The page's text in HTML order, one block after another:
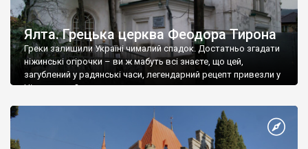
Ялта. Грецька церква Феодора Тирона
Греки залишили Україні чималий спадок. Достатньо згадати
ніжинські огірочки – ви ж мабуть всі знаєте, що цей,
загублений у радянські часи, легендарний рецепт привезли у
Ніжин греки?